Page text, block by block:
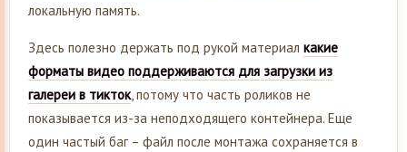
локальную память.
Здесь полезно держать под рукой материал какие
форматы видео поддерживаются для загрузки из
галереи в тикток, потому что часть роликов не
показывается из-за неподходящего контейнера. Еще
один частый баг – файл после монтажа сохраняется в